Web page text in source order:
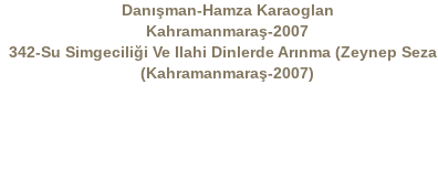
Danışman-Hamza Karaoglan
Kahramanmaraş-2007
342-Su Simgeciliği Ve Ilahi Dinlerde Arınma (Zeynep
(Kahramanmaraş-2007)